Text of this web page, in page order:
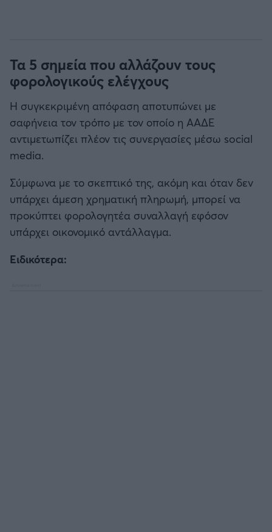
Τα 5 σημεία που αλλάζουν τους
φορολογικούς ελέγχους
Η συγκεκριμένη απόφαση αποτυπώνει με
σαφήνεια τον τρόπο με τον οποίο η ΑΑΔΕ
αντιμετωπίζει πλέον τις συνεργασίες μέσω social
media.
Σύμφωνα με το σκεπτικό της, ακόμη και όταν δεν
υπάρχει άμεση χρηματική πληρωμή, μπορεί να
προκύπτει φορολογητέα συναλλαγή εφόσον
υπάρχει οικονομικό αντάλλαγμα.
Ειδικότερα: